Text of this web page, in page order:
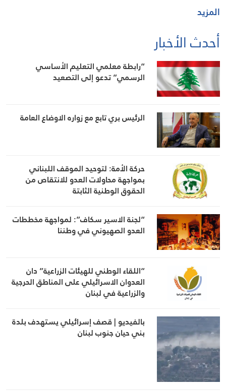
المزيد
أحدث الأخبار
“رابطة معلمي التعليم الأساسي
الرسمي” تدعو إلى التصعيد
الرئيس بري تابع مع زواره الاوضاع العامة
حركة الأمة: لتوحيد الموقف اللبناني
بمواجهة محاولات العدو للانتقاص من
الحقوق الوطنية الثابتة
“لجنة الاسير سكاف”: لمواجهة مخططات
العدو الصهيوني في وطننا
“اللقاء الوطني للهيئات الزراعية” دان
العدوان الاسرائيلي على المناطق الحرجية
والزراعية في لبنان
بالفيديو | قصف إسرائيلي يستهدف بلدة
بني حيان جنوب لبنان